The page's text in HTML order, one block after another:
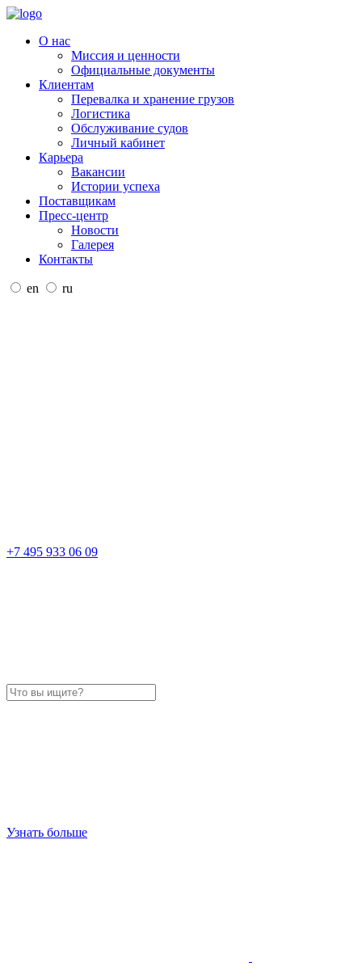
О нас
Миссия и ценности
Официальные документы
Клиентам
Перевалка и хранение грузов
Логистика
Обслуживание судов
Личный кабинет
Карьера
Вакансии
Истории успеха
Поставщикам
Пресс-центр
Новости
Галерея
Контакты
en ru
+7 495 933 06 09
Узнать больше